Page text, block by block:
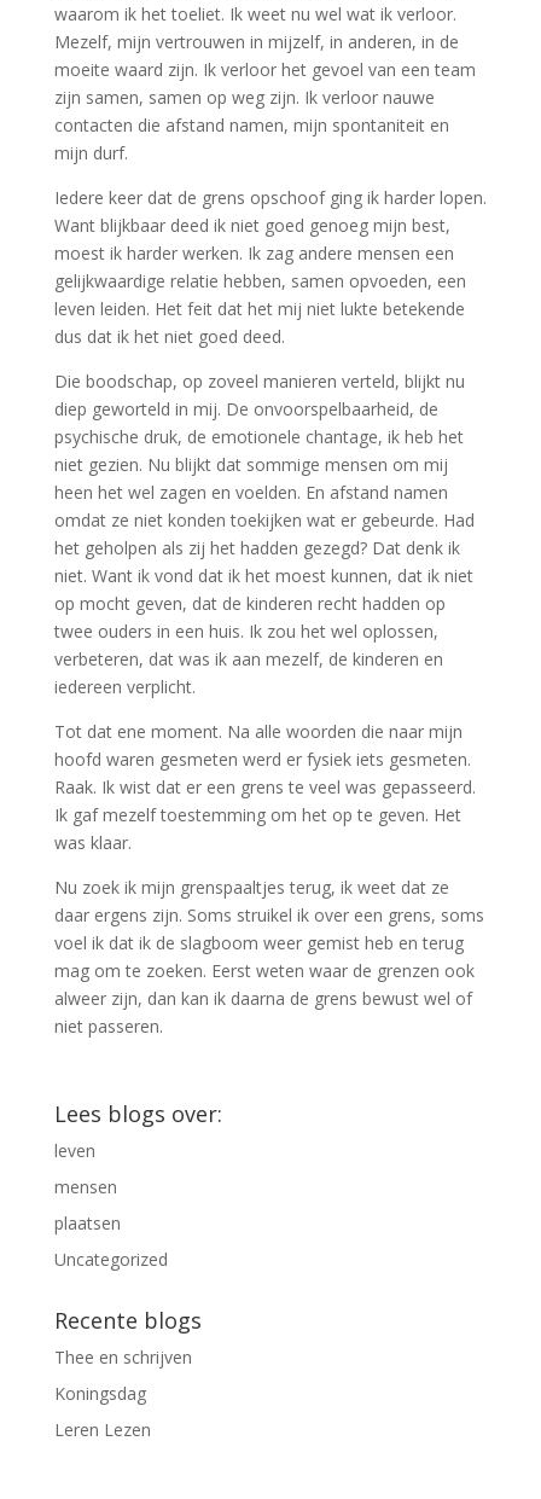
waarom ik het toeliet. Ik weet nu wel wat ik verloor.
Mezelf, mijn vertrouwen in mijzelf, in anderen, in de
moeite waard zijn. Ik verloor het gevoel van een team
zijn samen, samen op weg zijn. Ik verloor nauwe
contacten die afstand namen, mijn spontaniteit en
mijn durf.
Iedere keer dat de grens opschoof ging ik harder lopen.
Want blijkbaar deed ik niet goed genoeg mijn best,
moest ik harder werken. Ik zag andere mensen een
gelijkwaardige relatie hebben, samen opvoeden, een
leven leiden. Het feit dat het mij niet lukte betekende
dus dat ik het niet goed deed.
Die boodschap, op zoveel manieren verteld, blijkt nu
diep geworteld in mij. De onvoorspelbaarheid, de
psychische druk, de emotionele chantage, ik heb het
niet gezien. Nu blijkt dat sommige mensen om mij
heen het wel zagen en voelden. En afstand namen
omdat ze niet konden toekijken wat er gebeurde. Had
het geholpen als zij het hadden gezegd? Dat denk ik
niet. Want ik vond dat ik het moest kunnen, dat ik niet
op mocht geven, dat de kinderen recht hadden op
twee ouders in een huis. Ik zou het wel oplossen,
verbeteren, dat was ik aan mezelf, de kinderen en
iedereen verplicht.
Tot dat ene moment. Na alle woorden die naar mijn
hoofd waren gesmeten werd er fysiek iets gesmeten.
Raak. Ik wist dat er een grens te veel was gepasseerd.
Ik gaf mezelf toestemming om het op te geven. Het
was klaar.
Nu zoek ik mijn grenspaaltjes terug, ik weet dat ze
daar ergens zijn. Soms struikel ik over een grens, soms
voel ik dat ik de slagboom weer gemist heb en terug
mag om te zoeken. Eerst weten waar de grenzen ook
alweer zijn, dan kan ik daarna de grens bewust wel of
niet passeren.
Lees blogs over:
leven
mensen
plaatsen
Uncategorized
Recente blogs
Thee en schrijven
Koningsdag
Leren Lezen